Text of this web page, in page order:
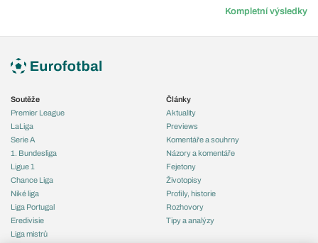
Kompletní výsledky
Soutěže
Premier League
LaLiga
Serie A
1. Bundesliga
Ligue 1
Chance Liga
Niké liga
Liga Portugal
Eredivisie
Liga mistrů
Články
Aktuality
Previews
Komentáře a souhrny
Názory a komentáře
Fejetony
Životopisy
Profily, historie
Rozhovory
Tipy a analýzy